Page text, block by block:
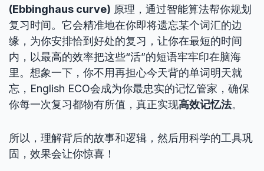
(Ebbinghaus curve) 原理，通过智能算法帮你规划
复习时间。它会精准地在你即将遗忘某个词汇的边
缘，为你安排恰到好处的复习，让你在最短的时间
内，以最高的效率把这些“活”的短语牢牢印在脑海
里。想象一下，你不用再担心今天背的单词明天就
忘，English ECO会成为你最忠实的记忆管家，确保
你每一次复习都物有所值，真正实现高效记忆法。
所以，理解背后的故事和逻辑，然后用科学的工具巩
固，效果会让你惊喜！